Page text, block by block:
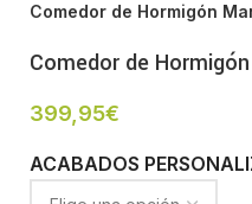
Comedor de Hormigón
Comedor de
399,95€
ACABADOS